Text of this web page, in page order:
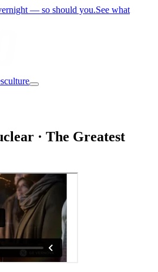
— so should you.See what
culture
· The Greatest